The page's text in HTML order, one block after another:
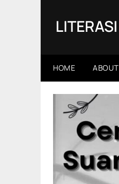
HOME ABOUT